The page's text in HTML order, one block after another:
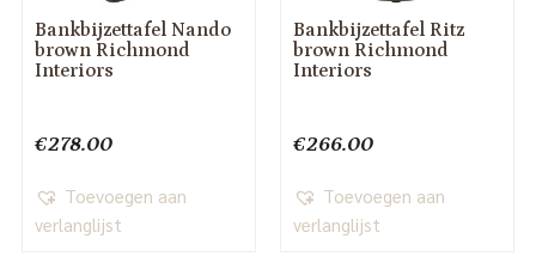
Bankbijzettafel Nando
brown Richmond
Interiors
€278.00
Toevoegen aan
verlanglijst
Bankbijzettafel Ritz
brown Richmond
Interiors
€266.00
Toevoegen aan
verlanglijst